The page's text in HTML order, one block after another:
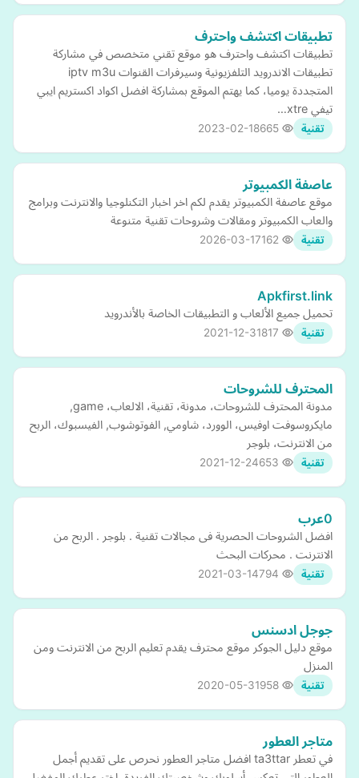
تطبيقات اكتشف واحترف
تطبيقات اكتشف واحترف هو موقع تقني متخصص في مشاركة
تطبيقات الاندرويد التلفزيونية وسيرفرات القنوات iptv m3u
المتجددة يوميا، كما يهتم الموقع بمشاركة افضل اكواد اكستريم ايبي
تيفي xtre…
تقنية 2023-02-18
عاصفة الكمبيوتر
موقع عاصفة الكمبيوتر يقدم لكم اخر اخبار التكنلوجيا والانترنت وبرامج
والعاب الكمبيوتر ومقالات وشروحات تقنية متنوعة
تقنية 2026-03-17
Apkfirst.link
تحميل جميع الألعاب و التطبيقات الخاصة بالأندرويد
تقنية 2021-12-31
المحترف للشروحات
مدونة المحترف للشروحات، مدونة، تقنية، الالعاب، game,
مايكروسوفت اوفيس، الوورد، شاومي, الفوتوشوب, الفيسبوك، الربح
من الانترنت، بلوجر
تقنية 2021-12-24
0عرب
افضل الشروحات الحصرية فى مجالات تقنية . بلوجر . الربح من
الانترنت . محركات البحث
تقنية 2021-03-14
جوجل ادسنس
موقع دليل الجوكر موقع محترف يقدم تعليم الربح من الانترنت ومن
المنزل
تقنية 2020-05-31
متاجر العطور
في تعطر ta3ttar افضل متاجر العطور نحرص على تقديم أجمل